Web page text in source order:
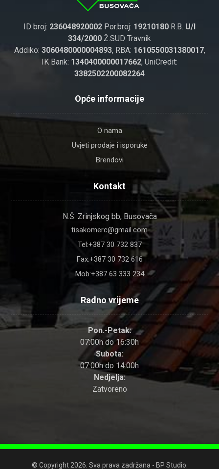
ID broj: 236048920002 Por.broj: 19210180 R.B. U/I
334/2000 Ž.SUD Travnik
Addiko: 3060480000004893, RBA: 1610550031380017,
IK Bank: 1340400000017662, UniCredit:
3382502200082264
Opće informacije
O nama
Uvjeti prodaje i isporuke
Brendovi
Kontakt
N.Š. Zrinjskog bb, Busovača
tisakomerc@gmail.com
Tel:+387 30 732 837
Fax:+387 30 732 616
Mob:+387 63 333 234
Radno vrijeme
Pon.-Petak:
07:00h do 16:30h
Subota:
07:00h do 14:00h
Nedjelja:
Zatvoreno
© Copyright 2026. Sva prava zadržana - BP Studio.